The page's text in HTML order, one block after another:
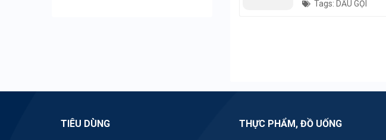
Tags: DẦU GỘI
TIÊU DÙNG THỰC PHẨM, ĐỒ UỐNG